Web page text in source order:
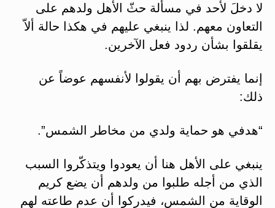
لا دخلَ لأحد في مسألة حثّ الأهل ولدهم على
التعاون معهم. لذا ينبغي عليهم في هكذا حالة ألاّ
يقلقوا بشأن ردود فعل الآخرين.
إنما يفترض بهم أن يقولوا لأنفسهم عوضاً عن
ذلك:
“هدفي هو حماية ولدي من مخاطر الشمس”.
ينبغي على الأهل هنا أن يعودوا ويتذكّروا السبب
الذي من أجله طلبوا من ولدهم أن يضع كريم
الوقاية من الشمس، فيدركوا أن عدم طاعته لهم